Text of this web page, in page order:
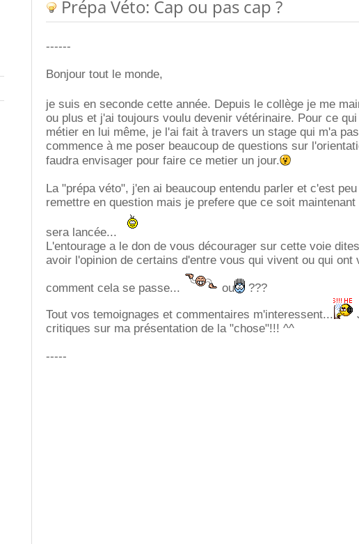
Prépa Véto: Cap ou pas cap ?
------
Bonjour tout le monde,
je suis en seconde cette année. Depuis le collège je me
ou plus et j'ai toujours voulu devenir vétérinaire. Pour ce
métier en lui même, je l'ai fait à travers un stage qui m'a
commence à me poser beaucoup de questions sur
faudra envisager pour faire ce metier un jour.
La "prépa véto", j'en ai beaucoup entendu parler et c'est
remettre en question mais je prefere que ce soit
sera lancée...
L'entourage a le don de vous décourager sur cette voie
avoir l'opinion de certains d'entre vous qui vivent ou qui ont
comment cela se passe... ou
???
Tout vos temoignages et commentaires m'interessent...
critiques sur ma présentation de la "chose"!!! ^^
-----